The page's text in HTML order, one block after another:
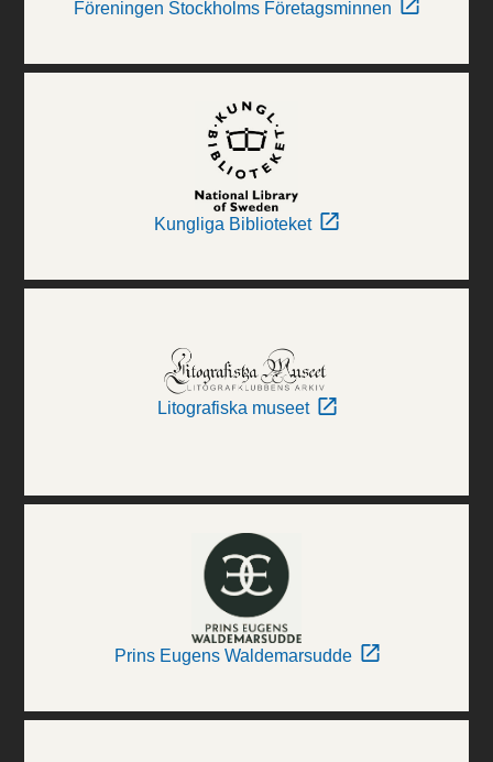
Föreningen Stockholms Företagsminnen
Kungliga Biblioteket
Litografiska museet
Prins Eugens Waldemarsudde